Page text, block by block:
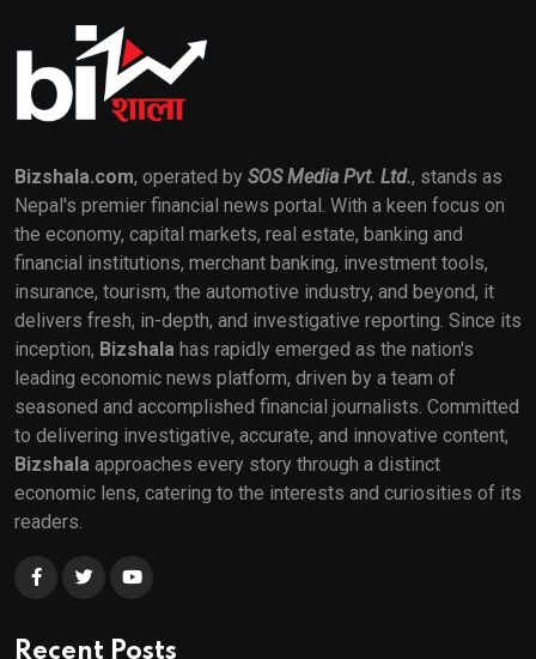
Bizshala.com, operated by SOS Media Pvt. Ltd., stands as
Nepal's premier financial news portal. With a keen focus on
the economy, capital markets, real estate, banking and
financial institutions, merchant banking, investment tools,
insurance, tourism, the automotive industry, and beyond, it
delivers fresh, in-depth, and investigative reporting. Since its
inception, Bizshala has rapidly emerged as the nation's
leading economic news platform, driven by a team of
seasoned and accomplished financial journalists. Committed
to delivering investigative, accurate, and innovative content,
Bizshala approaches every story through a distinct
economic lens, catering to the interests and curiosities of its
readers.
Recent Posts